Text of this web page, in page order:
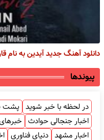
دانلود آهنگ جدید آیدین به نام
پیوندها
در لحظه با خبر شوید پشت
اخبار جنجالی حوادث
اخبار مشهد دنیای فناوری